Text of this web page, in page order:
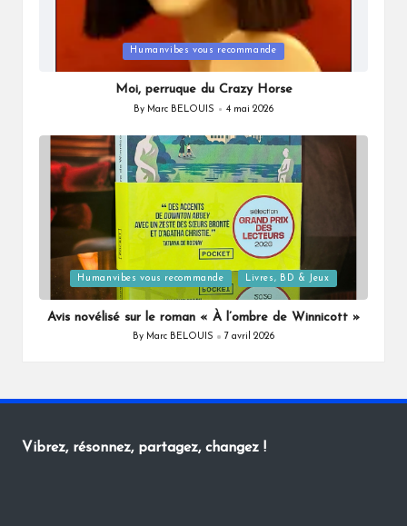
in
Humanvibes vous recommande
Moi, perruque du Crazy Horse
Posted
By Marc BELOUIS 4 mai 2026
Posted
in
Humanvibes vous recommande Livres, BD & Jeux
Avis novélisé sur le roman « À l’ombre de Winnicott »
Posted
By Marc BELOUIS 7 avril 2026
Vibrez, résonnez, partagez, changez !